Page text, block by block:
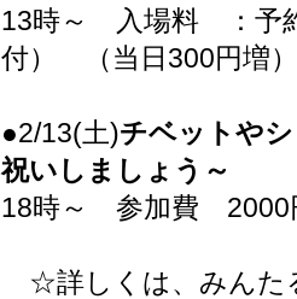
13時～ 入場料 ：予
付） （当日300円増）
●2/13(土)チベットや
祝いしましょう～
18時～ 参加費 2000
☆詳しくは、みんた